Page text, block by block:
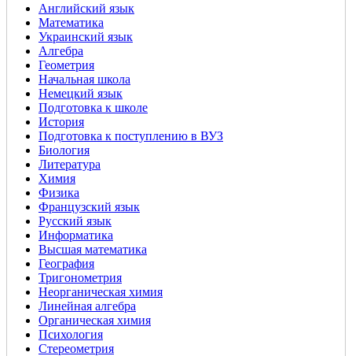
Английский язык
Математика
Украинский язык
Алгебра
Геометрия
Начальная школа
Немецкий язык
Подготовка к школе
История
Подготовка к поступлению в ВУЗ
Биология
Литература
Химия
Физика
Французский язык
Русский язык
Информатика
Высшая математика
География
Тригонометрия
Неорганическая химия
Линейная алгебра
Органическая химия
Психология
Стереометрия